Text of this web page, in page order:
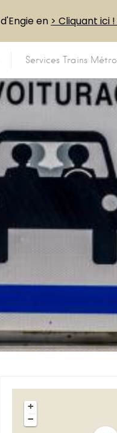
Services Trains
+
−
d'Engie en > Cliquant ici !